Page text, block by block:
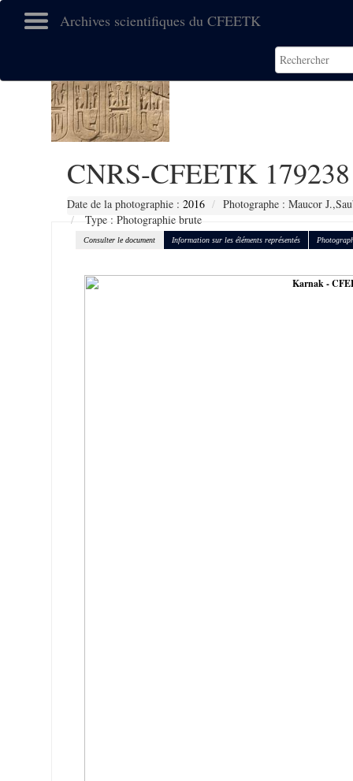
Archives scientifiques du CFEETK
CNRS-CFEETK 179238
Date de la photographie : 2016
Photographe : Maucor
Type : Photographie brute
Consulter le document Information sur les éléments représentés